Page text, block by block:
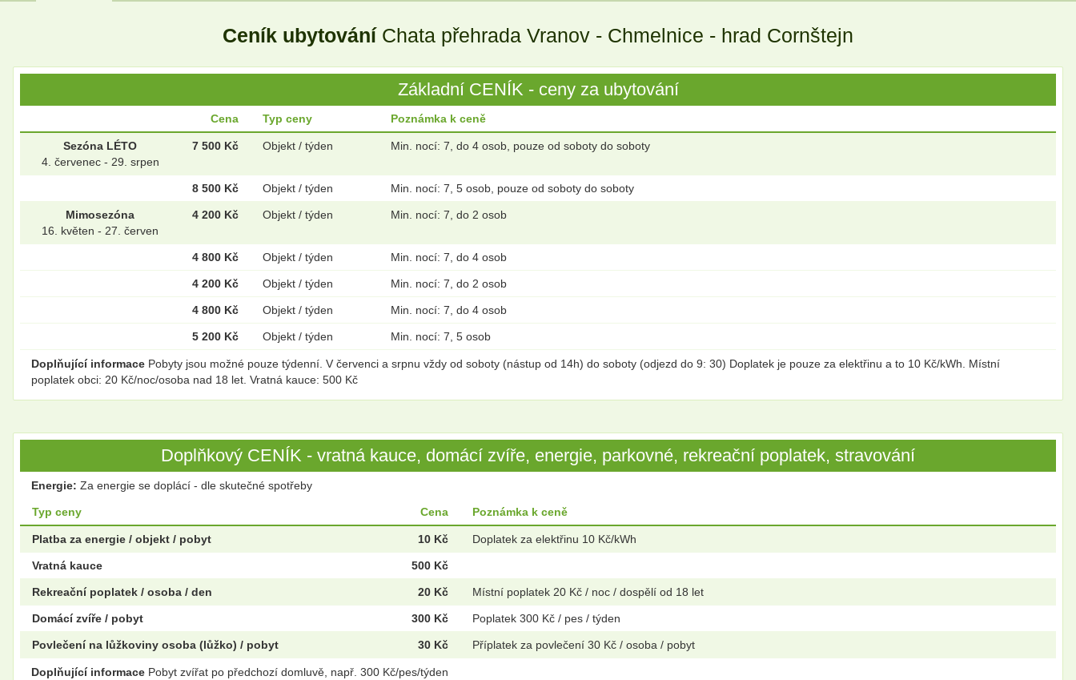
Ceník ubytování Chata přehrada Vranov - Chmelnice - hrad Cornštejn
Základní CENÍK - ceny za ubytování
Cena Typ ceny Poznámka k ceně
Sezóna LÉTO
4. červenec - 29. srpen
7 500 Kč Objekt / týden Min. nocí: 7, do 4 osob, pouze od soboty do soboty
8 500 Kč Objekt / týden Min. nocí: 7, 5 osob, pouze od soboty do soboty
Mimosezóna
16. květen - 27. červen
4 200 Kč Objekt / týden Min. nocí: 7, do 2 osob
4 800 Kč Objekt / týden Min. nocí: 7, do 4 osob
4 200 Kč Objekt / týden Min. nocí: 7, do 2 osob
4 800 Kč Objekt / týden Min. nocí: 7, do 4 osob
5 200 Kč Objekt / týden Min. nocí: 7, 5 osob
Doplňující informace Pobyty jsou možné pouze týdenní. V červenci a srpnu vždy od soboty (nástup od 14h) do soboty (odjezd do 9: 30) Doplatek je pouze za elektřinu a to 10 Kč/kWh. Místní
poplatek obci: 20 Kč/noc/osoba nad 18 let. Vratná kauce: 500 Kč
Doplňkový CENÍK - vratná kauce, domácí zvíře, energie, parkovné, rekreační poplatek, stravování
Energie: Za energie se doplácí - dle skutečné spotřeby
Typ ceny Cena Poznámka k ceně
Platba za energie / objekt / pobyt 10 Kč Doplatek za elektřinu 10 Kč/kWh
Vratná kauce 500 Kč
Rekreační poplatek / osoba / den 20 Kč Místní poplatek 20 Kč / noc / dospělí od 18 let
Domácí zvíře / pobyt 300 Kč Poplatek 300 Kč / pes / týden
Povlečení na lůžkoviny osoba (lůžko) / pobyt 30 Kč Příplatek za povlečení 30 Kč / osoba / pobyt
Doplňující informace Pobyt zvířat po předchozí domluvě, např. 300 Kč/pes/týden